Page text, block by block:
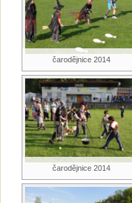
čarodějnice 2014
čarodějnice 2014